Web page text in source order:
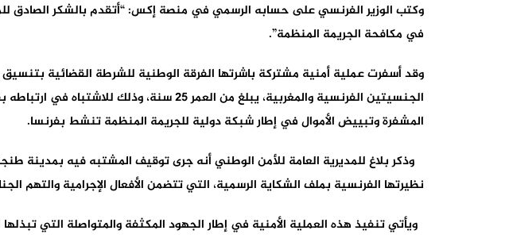
وكتب الوزير الفرنسي على حسابه الرسمي في منصة إكس: “أتقدم بالشكر الصادق
في مكافحة الجريمة المنظمة”.
وقد أسفرت عملية أمنية مشتركة باشرتها الفرقة الوطنية للشرطة القضائية بتنسيق
الجنسيتين الفرنسية والمغربية، يبلغ من
المشفرة وتبييض الأموال في إطار شبكة دولية للجريمة المنظمة تنشط بفرنسا.
وذكر بلاغ للمديرية العامة للأمن الوطني أنه جرى توقيف المشتبه فيه بمدينة
نظيرتها الفرنسية بملف الشكاية الرسمية، التي تتضمن الأفعال الإجرامية والتهم
ويأتي تنفيذ هذه العملية الأمنية في إطار الجهود المكثفة والمتواصلة التي تبذلها